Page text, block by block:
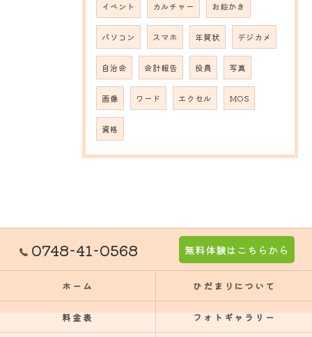
イベント カルチャー お絵かき
パソコン スマホ 年賀状 デジカメ
自治会 会計報告 役員 写真
画像 ワード エクセル MOS
資格
0748-41-0568 無料体験はこちらから
ホーム ひだまりについて
料金表 フォトギャラリー